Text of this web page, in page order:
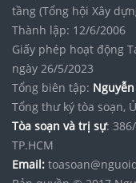
tầng (Tổng hội Xây
Thành lập: 12/6/2006
Giấy phép hoạt động
ngày 26/5/2023
Tổng biên tập:
Tổng thư ký tòa soạn,
Tòa soạn và trị sự:
TP.HCM
Email: